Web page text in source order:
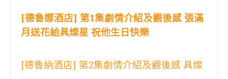
[德魯娜酒店] 第1集劇情介紹及觀後感 張滿
月送花給具燦星 祝他生日快樂
[德魯納酒店] 第2集劇情介紹及觀後感 具燦